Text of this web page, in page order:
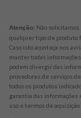
Atenção: Não
qualquer tipo de produto
Caso isto aconteça nos
manter todas
podem divergir das
provedores de serviços
todos os produtos
garantia das informações
uso e termos de